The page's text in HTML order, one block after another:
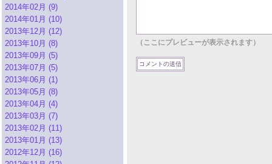
2014年02月 (9)
2014年01月 (10)
2013年12月 (12)
2013年10月 (8)
2013年09月 (5)
2013年07月 (5)
2013年06月 (1)
2013年05月 (8)
2013年04月 (4)
2013年03月 (7)
2013年02月 (11)
2013年01月 (13)
2012年12月 (16)
（ここにプレビューが表示されます）